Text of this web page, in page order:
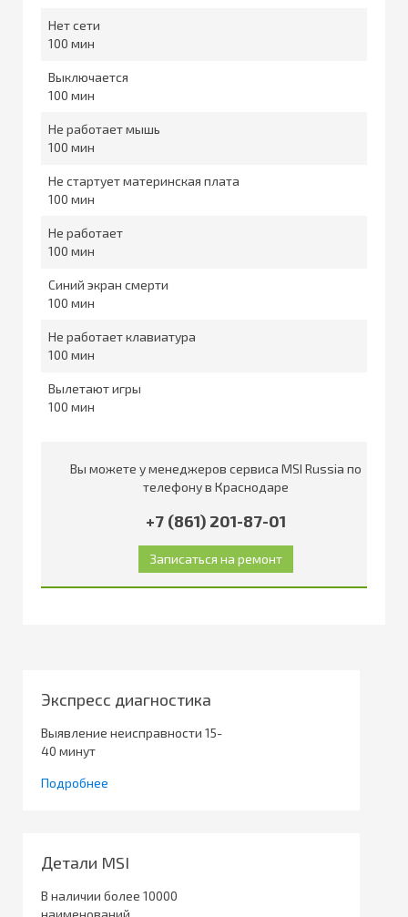
Нет сети
100
Выключается
100
Не работает мышь
100
Не стартует материнская плата
100
Не работает
100
Синий экран смерти
100
Не работает клавиатура
100
Вылетают игры
100
Вы можете у менеджеров сервиса MSI Russia по
телефону в Краснодаре
+7 (861) 201-87-01
Экспресс диагностика
Выявление неисправности 15-
40 минут
Подробнее
Детали MSI
В наличии более 10000
наименований